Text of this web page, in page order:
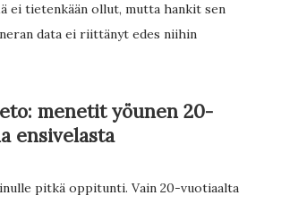
ei tietenkään ollut, mutta hankit sen
data ei riittänyt edes niihin
menetit yöunen 20-
ensivelasta
pitkä oppitunti. Vain 20-vuotiaalta